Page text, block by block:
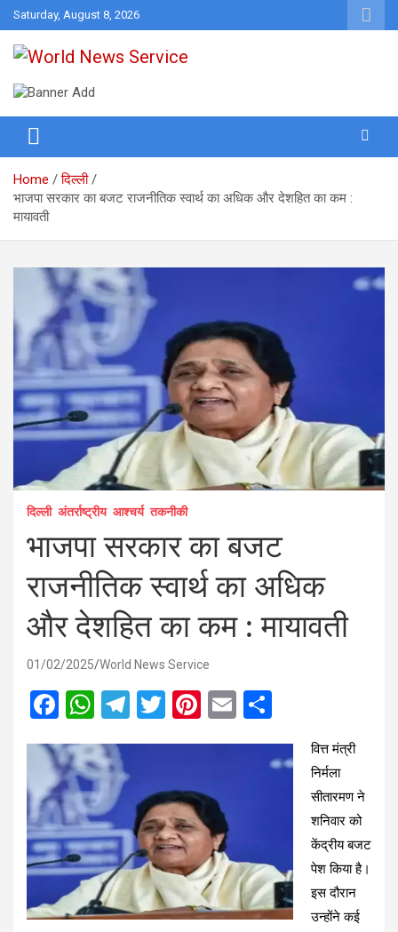
Skip
to
content
Saturday, August 8, 2026
World News Service
Home
दिल्ली
भाजपा सरकार का बजट राजनीतिक स्वार्थ का अधिक और देशहित का कम :
मायावती
दिल्ली अंतर्राष्ट्रीय आश्चर्य तकनीकी
भाजपा सरकार का बजट
राजनीतिक स्वार्थ का अधिक
और देशहित का कम : मायावती
01/02/2025 World News Service
F
ce
b
o
o
k
W
at
s
A
p
p
T
gr
a
m
T
er
Pi
es
t
E
ar
वित्त मंत्री
निर्मला
सीतारमण ने
शनिवार को
केंद्रीय बजट
पेश किया है।
इस दौरान
उन्होंने कई